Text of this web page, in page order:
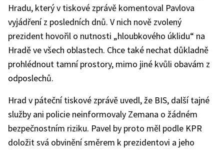
Hradu, který v tiskové zprávě komentoval Pavlova
vyjádření z posledních dnů. V nich nově zvolený
prezident hovořil o nutnosti „hloubkového úklidu“ na
Hradě ve všech oblastech. Chce také nechat důkladně
prohlédnout tamní prostory, mimo jiné kvůli obavám z
odposlechů.
Hrad v páteční tiskové zprávě uvedl, že BIS, další tajné
služby ani policie neinformovaly Zemana o žádném
bezpečnostním riziku. Pavel by proto měl podle KPR
doložit svá obvinění směrem k prezidentovi a jeho